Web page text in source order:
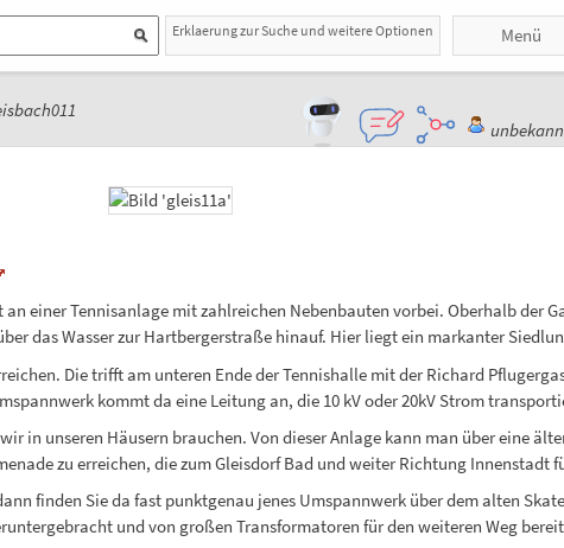
Erklaerung zur Suche und weitere Optionen Menü
einer Tennisanlage mit zahlreichen Nebenbauten vorbei. Oberhalb der
das Wasser zur Hartbergerstraße hinauf. Hier liegt ein markanter
Die trifft am unteren Ende der Tennishalle mit der Richard
kommt da eine Leitung an, die 10 kV oder 20kV Strom
in unseren Häusern brauchen. Von dieser Anlage kann man über eine
zu erreichen, die zum Gleisdorf Bad und weiter Richtung Innenstadt
finden Sie da fast punktgenau jenes Umspannwerk über dem alten
und von großen Transformatoren für den weiteren Weg